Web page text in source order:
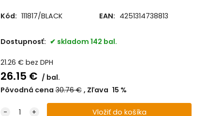
Kód: 111817/BLACK EAN: 4251314738813
Dostupnosť: skladom 142 bal.
21.26 € bez DPH
26.15 €
bal.
Pôvodná cena 30.76€ Zľava 15 %